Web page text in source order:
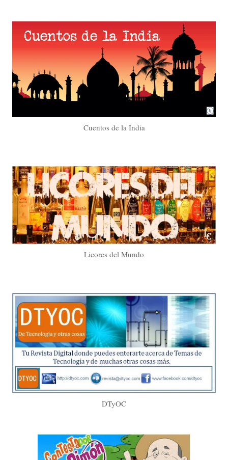
Cuentos de la India
Licores del Mundo
DTyOC